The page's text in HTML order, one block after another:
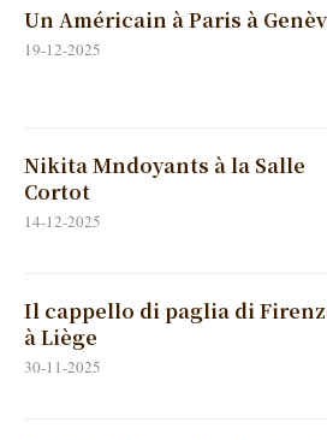
Un Américain à Paris à
19-12-2025
Nikita Mndoyants à la Salle
Cortot
14-12-2025
Il cappello di paglia di
à Liège
30-11-2025